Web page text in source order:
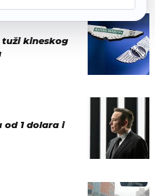
kineskog
od 1 dolara i